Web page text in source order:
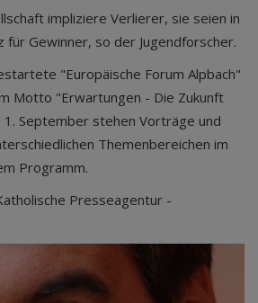
impliziere Verlierer, sie seien in
für Gewinner, so der Jugendforscher.
"Europäische Forum Alpbach"
Motto "Erwartungen - Die Zukunft
1. September stehen Vorträge und
Themenbereichen im
Programm.
Presseagentur -